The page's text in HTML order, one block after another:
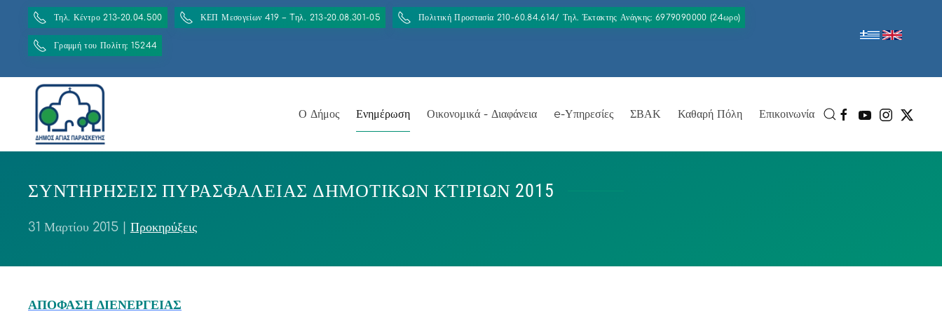
Τηλ. Κέντρο 213-20.04.500 ΚΕΠ Μεσογείων 419 – Tηλ. 213-20.08.301-05 Πολιτική Προστασία 210-60.84.614/ Τηλ. Έκτακτης Ανάγκης: 6979090000 (24ωρο)
Γραμμή του Πολίτη: 15244
Ο Δήμος Ενημέρωση Οικονομικά - Διαφάνεια e-Υπηρεσίες ΣΒΑΚ Καθαρή Πόλη Επικοινωνία
ΣΥΝΤΗΡΗΣΕΙΣ ΠΥΡΑΣΦΑΛΕΙΑΣ ΔΗΜΟΤΙΚΩΝ ΚΤΙΡΙΩΝ 2015
31 Μαρτίου 2015 Προκηρύξεις
ΑΠΟΦΑΣΗ ΔΙΕΝΕΡΓΕΙΑΣ